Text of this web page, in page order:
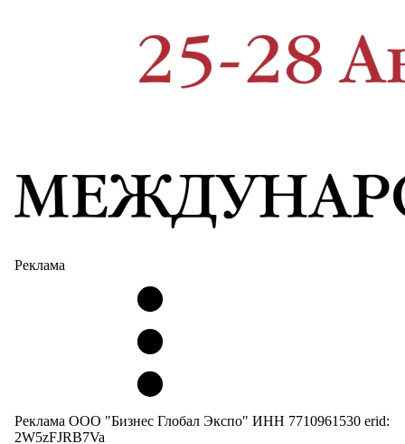
Реклама
Реклама ООО "Бизнес Глобал Экспо" ИНН 7710961530 erid:
2W5zFJRB7Va